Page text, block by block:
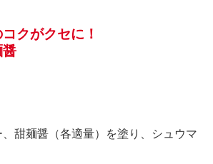
クがクセに！
醤
甜麺醤（各適量）を塗り、シュウマ